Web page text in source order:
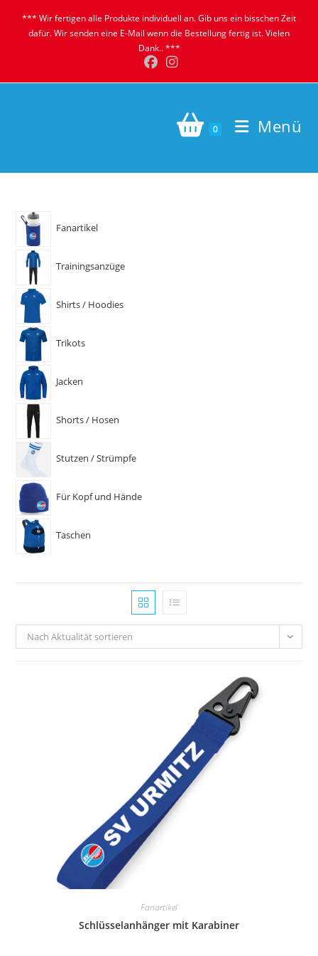
*** Wir fertigen alle Produkte individuell an. Gib uns ein bisschen Zeit
dafür. Wir senden eine E-Mail wenn die Bestellung fertig ist. Vielen
Dank.. ***
0 Menü
Fanartikel
Trainingsanzüge
Shirts / Hoodies
Trikots
Jacken
Shorts / Hosen
Stutzen / Strümpfe
Für Kopf und Hände
Taschen
Nach Aktualität sortieren
Fanartikel
Schlüsselanhänger mit Karabiner